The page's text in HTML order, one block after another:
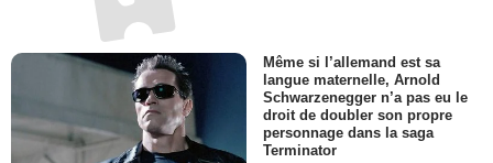
Même si l’allemand est sa
langue maternelle, Arnold
Schwarzenegger n’a pas eu le
droit de doubler son propre
personnage dans la saga
Terminator